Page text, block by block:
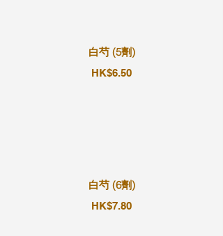
白芍 (5劑)
HK$6.50
白芍 (6劑)
HK$7.80